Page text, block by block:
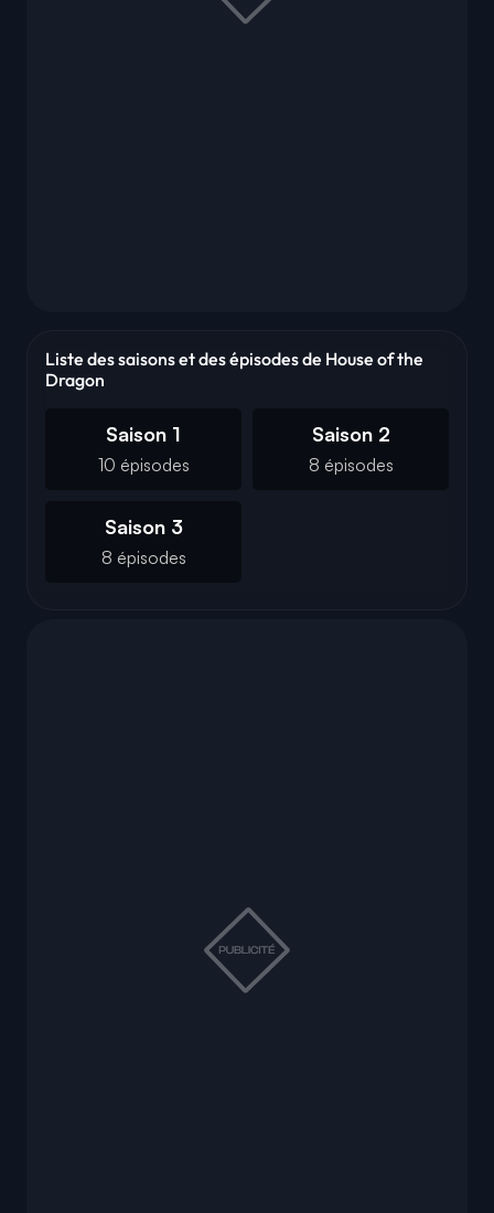
Liste des saisons et des épisodes de House of the
Dragon
Saison 1
10 épisodes
Saison 2
8 épisodes
Saison 3
8 épisodes